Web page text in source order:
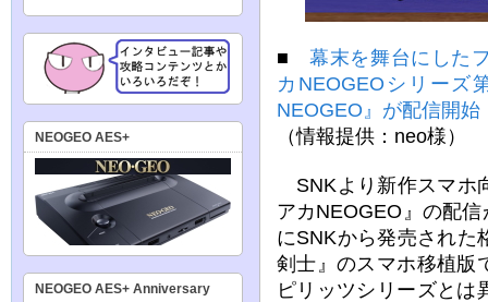
■幕末を舞台にした
カNEOGEOシリーズ
NEOGEO』が配信開始
（情報提供：neo様）
SNKより新作スマ
アカNEOGEO』の配
にSNKから発売され
剣士』のスマホ移植版
ピリッツシリーズとは
NEOGEO AES+
NEOGEO AES+ Anniversary